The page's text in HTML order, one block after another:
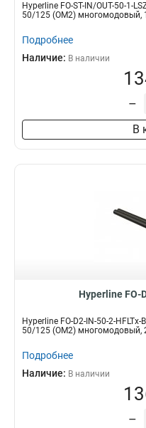
Hyperline FO-ST-IN/OUT-50-1-
50/125 (OM2) многомодовый,
Подробнее
Наличие: В наличии
–
В
Hyperline FO-
Hyperline FO-D2-IN-50-2-
50/125 (OM2) многомодовый,
Подробнее
Наличие: В наличии
–